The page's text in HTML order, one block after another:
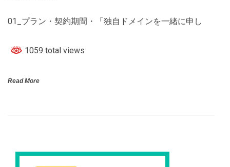
01_プラン・契約期間・「独自ドメインを一緒に申し
1059 total views
Read More